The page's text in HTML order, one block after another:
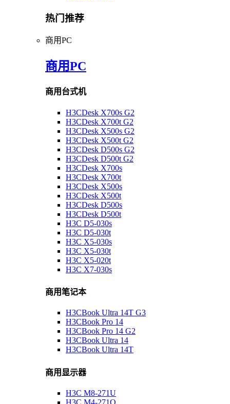
热门推荐
商用PC
商用PC
商用台式机
H3CDesk X700s G2
H3CDesk X700t G2
H3CDesk X500s G2
H3CDesk X500t G2
H3CDesk D500s G2
H3CDesk D500t G2
H3CDesk X700s
H3CDesk X700t
H3CDesk X500s
H3CDesk X500t
H3CDesk D500s
H3CDesk D500t
H3C D5-030s
H3C D5-030t
H3C X5-030s
H3C X5-030t
H3C X5-020t
H3C X7-030s
商用笔记本
H3CBook Ultra 14T G3
H3CBook Pro 14
H3CBook Pro 14 G2
H3CBook Ultra 14
H3CBook Ultra 14T
商用显示器
H3C M8-271U
H3C M4-271Q